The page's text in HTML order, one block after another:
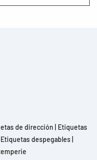
de dirección
Etiquetas
Etiquetas despegables